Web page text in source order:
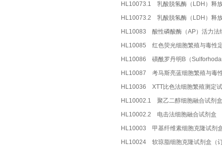
HL10073.1 乳酸脱氢酶（LDH）释
HL10073.2 乳酸脱氢酶（LDH）释
HL10083 酸性磷酸酶（AP）活力
HL10085 红色荧光细胞繁殖与毒性
HL10086 磺酰罗丹明B（
HL10087 考马斯亮蓝细胞繁殖与毒
HL10036 XTT比色法细胞繁殖测定
HL10002.1 聚乙二醇细胞融合试剂
HL10002.2 电击法细胞融合试剂盒
HL10003 甲基纤维素细胞克隆试剂
HL10024 软琼脂细胞克隆试剂盒（